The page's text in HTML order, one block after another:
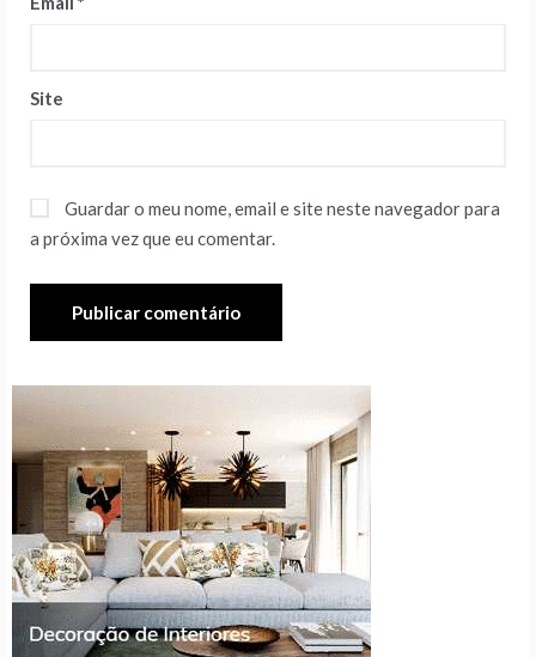
Site
Guardar o meu nome, email e site neste navegador para
a próxima vez que eu comentar.